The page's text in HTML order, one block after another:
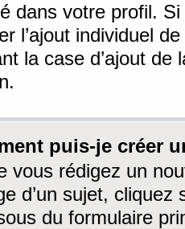
dans votre profil.
l’ajout individuel
la case d’ajout
puis-je créer
vous rédigez un
d’un sujet, cliquez
du formulaire